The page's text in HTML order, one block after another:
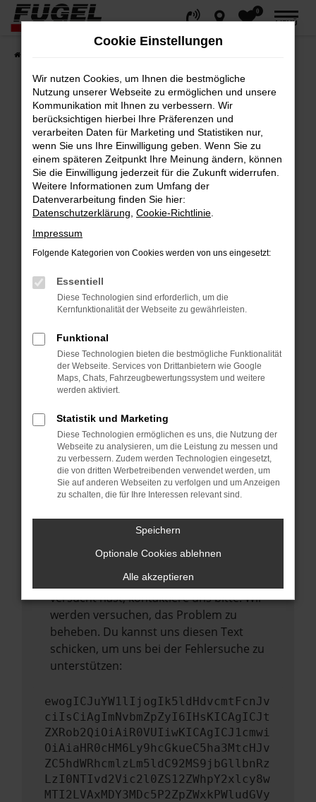
Zum
Hauptinhalt
springen
0
MENÜ
Fehler: Network Error
Beim Laden ist ein Fehler aufgetreten.
Hier sind ein paar Tipps, die dir helfen können:
Überprüfe deine Firewall und deine
Internetverbindung.
Laden andere Webseiten, zum Beispiel
deine Suchmaschine?
Prüfe deine Browsererweiterungen.
Manche Erweiterungen, wie Werbeblocker,
können das Laden bestimmter Seiten
anderen Browser oder in einem privaten
Fenster?
Starte dein Gerät neu.
vorübergehende Probleme zu beheben.
Stelle sicher, dass dein Browser und dein
Betriebssystem auf dem neuesten Stand
sind.
Veraltete Software birgt nicht nur ein
führen, dass bestimmte Funktionen nicht
Wende dich an den Webseitenbetreiber.
Wenn du alle oben genannten Schritte
versucht hast, kontaktiere uns bitte. Wir
werden versuchen, das Problem zu
beheben. Du kannst uns diesen Text
schicken, um uns bei der Fehlersuche zu
unterstützen:
ewogICJuYW1lIjogIk5ldHdvcmtFcnJv
ciIsCiAgImNvbmZpZyI6IHsKICAgICJt
ZXRob2QiOiAiR0VUIiwKICAgICJ1cmwi
OiAiaHR0cHM6Ly9hcGkueC5ha3MtcHJv
ZC5hdWRhcmlzLm5ldC92MS9jbGllbnRz
LzI0NTIvd2Vic2l0ZS12ZWhpY2xlcy8w
MTI2LVAxMDY3MDc5P2ZpZWxkPWludGVy
Cookie Einstellungen
Wir nutzen Cookies, um Ihnen die bestmögliche
Nutzung unserer Webseite zu ermöglichen und unsere
Kommunikation mit Ihnen zu verbessern. Wir
berücksichtigen hierbei Ihre Präferenzen und
verarbeiten Daten für Marketing und Statistiken nur,
wenn Sie uns Ihre Einwilligung geben. Wenn Sie zu
einem späteren Zeitpunkt Ihre Meinung ändern, können
Sie die Einwilligung jederzeit für die Zukunft widerrufen.
Weitere Informationen zum Umfang der
Datenverarbeitung finden Sie hier:
Datenschutzerklärung Cookie-Richtlinie
Impressum
Folgende Kategorien von Cookies werden von uns eingesetzt:
Essentiell
Diese Technologien sind erforderlich, um die
Kernfunktionalität der Webseite zu gewährleisten.
Funktional
Diese Technologien bieten die bestmögliche Funktionalität
der Webseite. Services von Drittanbietern wie Google
Maps, Chats, Fahrzeugbewertungssystem und weitere
werden aktiviert.
Statistik und Marketing
Diese Technologien ermöglichen es uns, die Nutzung der
Webseite zu analysieren, um die Leistung zu messen und
zu verbessern. Zudem werden Technologien eingesetzt,
die von dritten Werbetreibenden verwendet werden, um
Sie auf anderen Webseiten zu verfolgen und um Anzeigen
zu schalten, die für Ihre Interessen relevant sind.
Speichern
Optionale Cookies ablehnen
Alle akzeptieren